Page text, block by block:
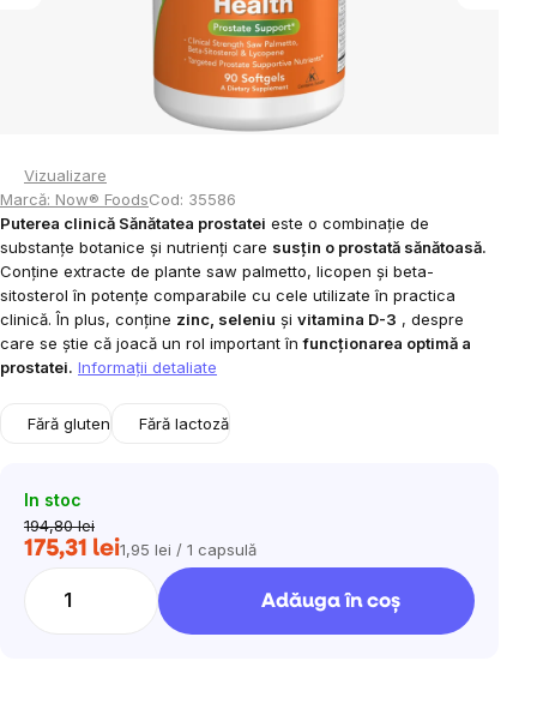
Vizualizare
Marcă: Now® FoodsCod: 35586
Puterea clinică Sănătatea prostatei este o combinație de
substanțe botanice și nutrienți care susțin o prostată sănătoasă.
Conține extracte de plante saw palmetto, licopen și beta-
sitosterol în potențe comparabile cu cele utilizate în practica
clinică. În plus, conține zinc, seleniu și vitamina D-3 , despre
care se știe că joacă un rol important înfuncționarea optimă a
prostatei. Informaţii detaliate
Fără gluten Fără lactoză
In stoc
194,80 lei
175,31 leiEvaluare
1,95 lei / 1 capsulă
Adăuga în coş